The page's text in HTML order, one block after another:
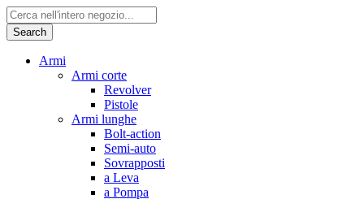
Search
Armi
Armi corte
Revolver
Pistole
Armi lunghe
Bolt-action
Semi-auto
Sovrapposti
a Leva
a Pompa